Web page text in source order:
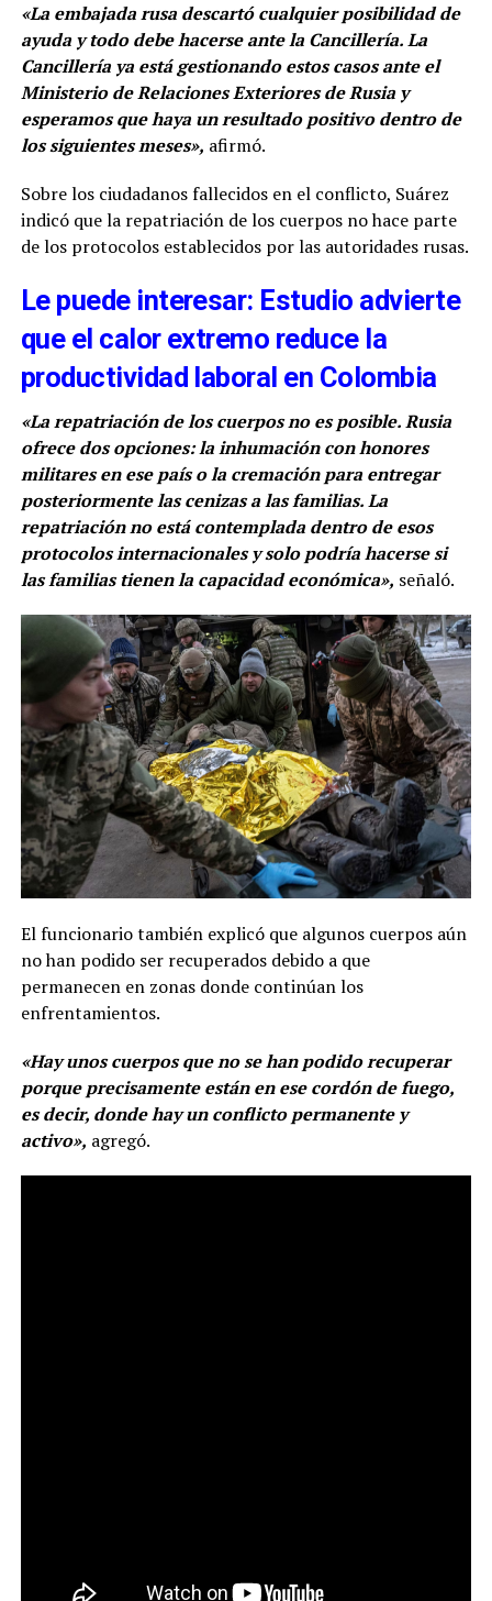
«La embajada rusa descartó cualquier posibilidad de
ayuda y todo debe hacerse ante la Cancillería. La
Cancillería ya está gestionando estos casos ante el
Ministerio de Relaciones Exteriores de Rusia y
esperamos que haya un resultado positivo dentro de
los siguientes meses», afirmó.
Sobre los ciudadanos fallecidos en el conflicto, Suárez
indicó que la repatriación de los cuerpos no hace parte
de los protocolos establecidos por las autoridades rusas.
Le puede interesar: Estudio advierte
que el calor extremo reduce la
productividad laboral en Colombia
«La repatriación de los cuerpos no es posible. Rusia
ofrece dos opciones: la inhumación con honores
militares en ese país o la cremación para entregar
posteriormente las cenizas a las familias. La
repatriación no está contemplada dentro de esos
protocolos internacionales y solo podría hacerse si
las familias tienen la capacidad económica», señaló.
El funcionario también explicó que algunos cuerpos aún
no han podido ser recuperados debido a que
permanecen en zonas donde continúan los
enfrentamientos.
«Hay unos cuerpos que no se han podido recuperar
porque precisamente están en ese cordón de fuego,
es decir, donde hay un conflicto permanente y
activo», agregó.